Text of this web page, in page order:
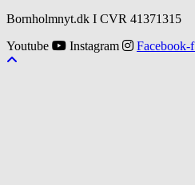
Bornholmnyt.dk I CVR 41371315
Youtube
Instagram Facebook-f